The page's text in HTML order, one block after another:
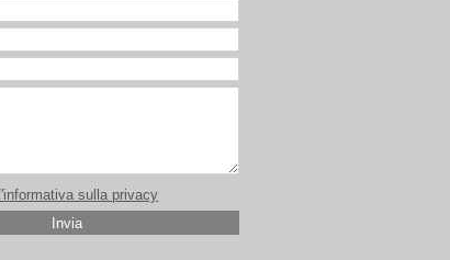
l'informativa sulla privacy